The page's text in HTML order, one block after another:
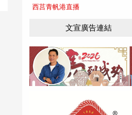
西莒青帆港直播
文宣廣告連結